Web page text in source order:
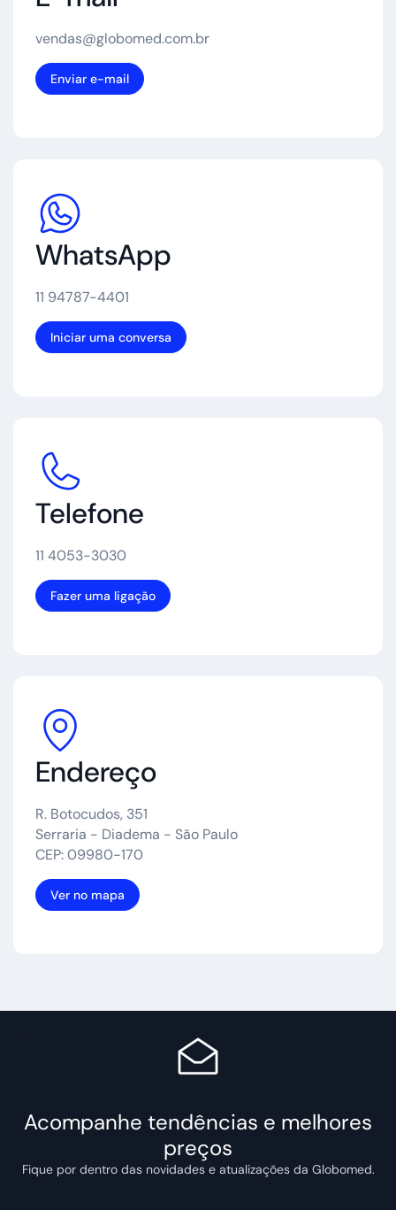
vendas@globomed.com.br
Enviar e-mail
WhatsApp
11 94787-4401
Iniciar uma conversa
Telefone
11 4053-3030
Fazer uma ligação
Endereço
R. Botocudos, 351
Serraria - Diadema - São Paulo
CEP: 09980-170
Ver no mapa
Acompanhe tendências e melhores
preços
Fique por dentro das novidades e atualizações da Globomed.